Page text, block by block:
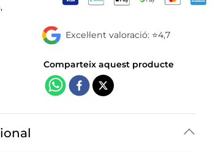
Excel·lent valoració: ⭐4,7